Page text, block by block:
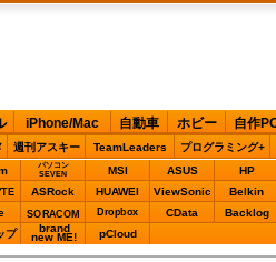
iPhone/Mac 自動車 ホビー 自作
週刊アスキー TeamLeaders プログラミング+
パソコン
SEVEN
MSI ASUS HP
ASRock HUAWEI ViewSonic Belkin
SORACOM Dropbox CData Backlog
プ brand
new ME! pCloud